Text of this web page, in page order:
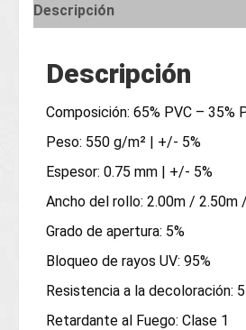
Descripción
Descripción
Composición: 65% PVC – 35%
Peso: 550 g/m² | +/- 5%
Espesor: 0.75 mm | +/- 5%
Ancho del rollo: 2.00m / 2.50m
Grado de apertura: 5%
Bloqueo de rayos UV: 95%
Resistencia a la decoloración: 5
Retardante al Fuego: Clase 1